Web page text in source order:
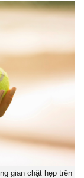
gian chật hẹp trên